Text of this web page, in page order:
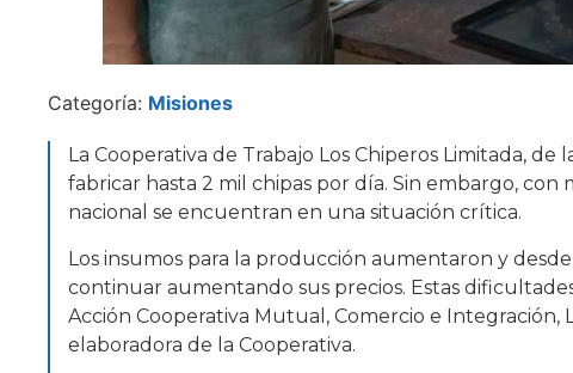
Categoría: Misiones
La Cooperativa de Trabajo Los Chiperos Limitada,
fabricar hasta 2 mil chipas por día. Sin embargo,
nacional se encuentran en una situación crítica.
Los insumos para la producción aumentaron y
continuar aumentando sus precios. Estas
Acción Cooperativa Mutual, Comercio e
elaboradora de la Cooperativa.